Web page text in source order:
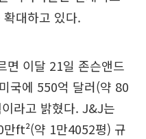
대하고 있다.
면 이달 21일 존슨앤드
국에 550억 달러(약 80
라고 밝혔다. J&J는
ft²(약 1만4052평) 규